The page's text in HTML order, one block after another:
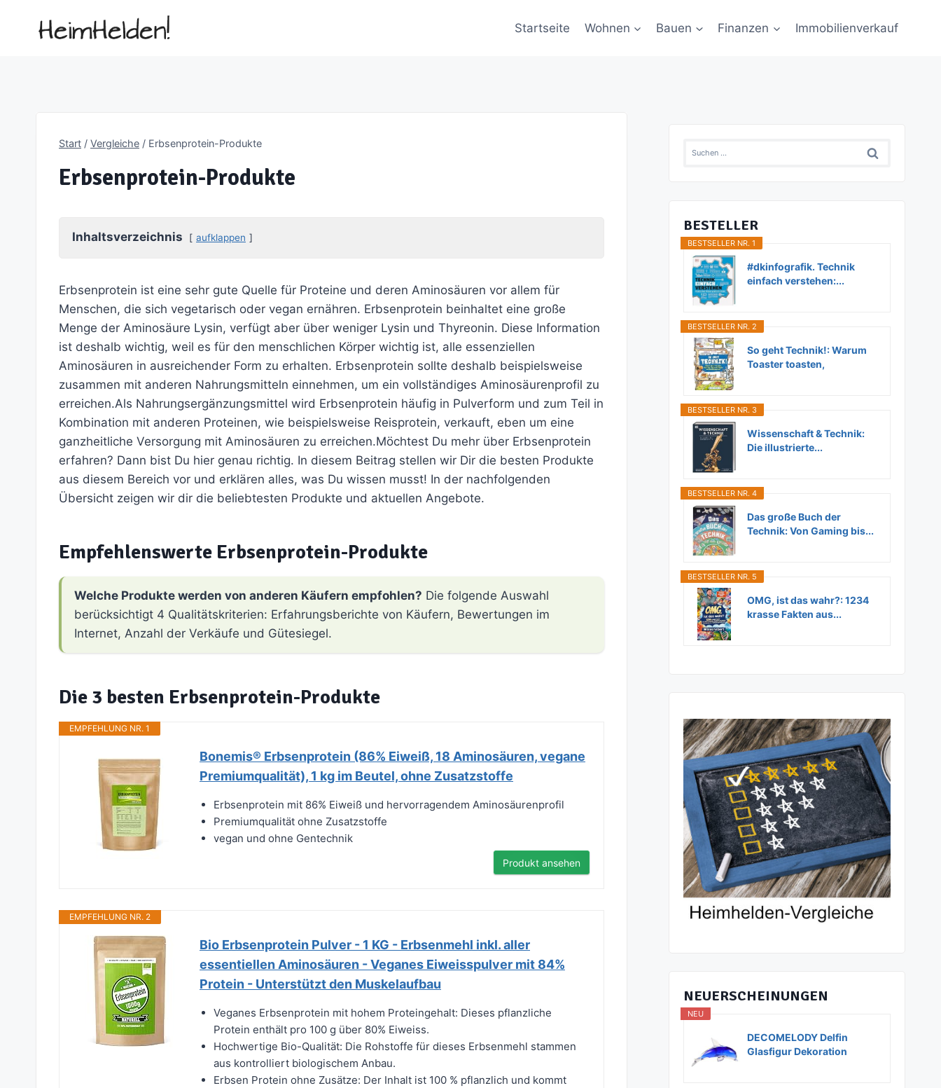
Startseite Wohnen Bauen Finanzen Immobilienverkauf
Start / Vergleiche / Erbsenprotein-Produkte
Erbsenprotein-Produkte
Inhaltsverzeichnis aufklappen
Erbsenprotein ist eine sehr gute Quelle für Proteine und deren Aminosäuren vor allem für
Menschen, die sich vegetarisch oder vegan ernähren. Erbsenprotein beinhaltet eine große
Menge der Aminosäure Lysin, verfügt aber über weniger Lysin und Thyreonin. Diese Information
ist deshalb wichtig, weil es für den menschlichen Körper wichtig ist, alle essenziellen
Aminosäuren in ausreichender Form zu erhalten. Erbsenprotein sollte deshalb beispielsweise
zusammen mit anderen Nahrungsmitteln einnehmen, um ein vollständiges Aminosäurenprofil zu
erreichen.Als Nahrungsergänzungsmittel wird Erbsenprotein häufig in Pulverform und zum Teil in
Kombination mit anderen Proteinen, wie beispielsweise Reisprotein, verkauft, eben um eine
ganzheitliche Versorgung mit Aminosäuren zu erreichen.Möchtest Du mehr über Erbsenprotein
erfahren? Dann bist Du hier genau richtig. In diesem Beitrag stellen wir Dir die besten Produkte
aus diesem Bereich vor und erklären alles, was Du wissen musst! In der nachfolgenden
Übersicht zeigen wir dir die beliebtesten Produkte und aktuellen Angebote.
Empfehlenswerte Erbsenprotein-Produkte
Welche Produkte werden von anderen Käufern empfohlen? Die folgende Auswahl
berücksichtigt 4 Qualitätskriterien: Erfahrungsberichte von Käufern, Bewertungen im
Internet, Anzahl der Verkäufe und Gütesiegel.
Die 3 besten Erbsenprotein-Produkte
EMPFEHLUNG NR. 1
Bonemis® Erbsenprotein (86% Eiweiß, 18 Aminosäuren, vegane
Premiumqualität), 1 kg im Beutel, ohne Zusatzstoffe
Erbsenprotein mit 86% Eiweiß und hervorragendem Aminosäurenprofil
Premiumqualität ohne Zusatzstoffe
vegan und ohne Gentechnik
Produkt ansehen
EMPFEHLUNG NR. 2
Bio Erbsenprotein Pulver - 1 KG - Erbsenmehl inkl. aller
essentiellen Aminosäuren - Veganes Eiweisspulver mit 84%
Protein - Unterstützt den Muskelaufbau
Veganes Erbsenprotein mit hohem Proteingehalt: Dieses pflanzliche
Protein enthält pro 100 g über 80% Eiweiss.
Hochwertige Bio-Qualität: Die Rohstoffe für dieses Erbsenmehl stammen
aus kontrolliert biologischem Anbau.
Erbsen Protein ohne Zusätze: Der Inhalt ist 100 % pflanzlich und kommt
Suchen
BESTELLER
BESTSELLER NR. 1
#dkinfografik. Technik
einfach verstehen:...
BESTSELLER NR. 2
So geht Technik!: Warum
Toaster toasten,
BESTSELLER NR. 3
Wissenschaft & Technik:
Die illustrierte...
BESTSELLER NR. 4
Das große Buch der
Technik: Von Gaming bis...
BESTSELLER NR. 5
OMG, ist das wahr?: 1234
krasse Fakten aus...
NEUERSCHEINUNGEN
NEU
DECOMELODY Delfin
Glasfigur Dekoration